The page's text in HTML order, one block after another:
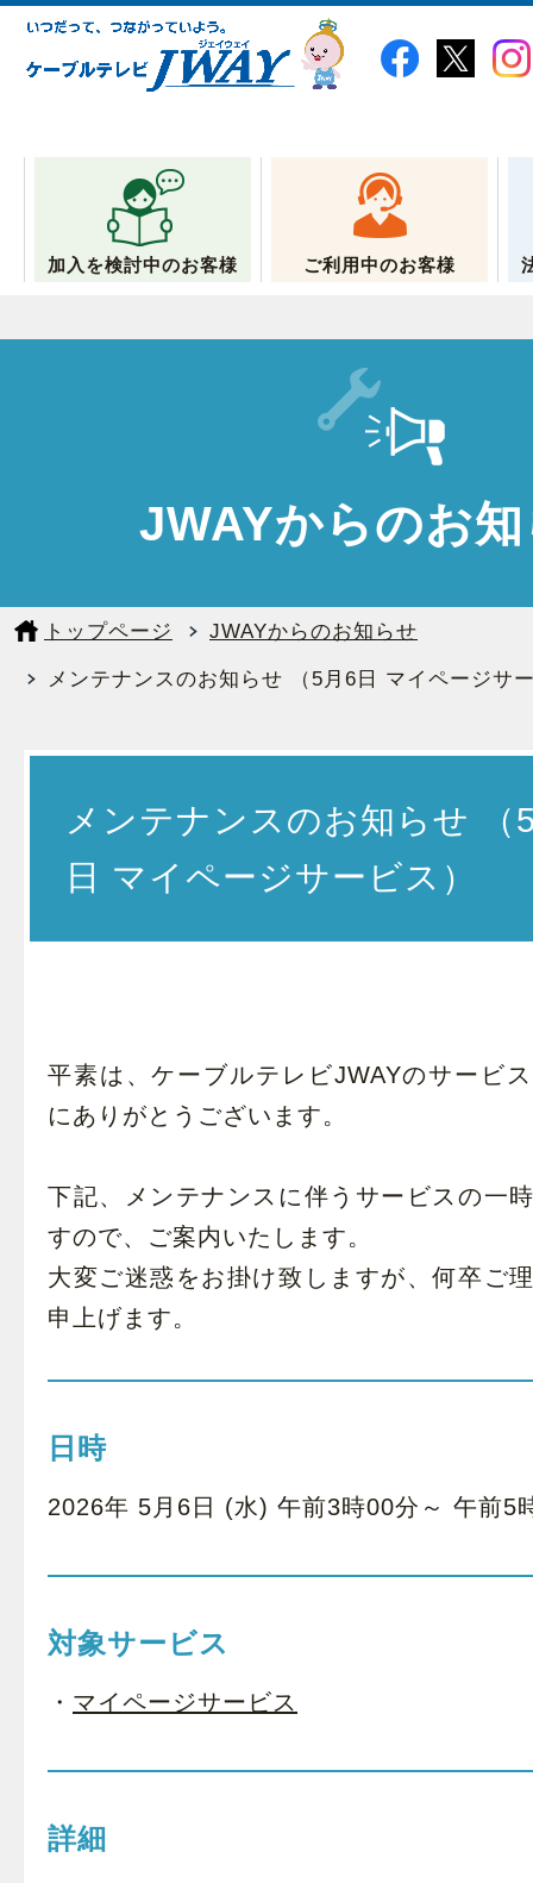
加入を検討中のお客様 ご利用中のお客様
JWAYからのお
トップページ
JWAYからのお知らせ
メンテナンスのお知らせ （5月6日 マイページサ
メンテナンスのお知らせ （
日 マイページサービス）
平素は、ケーブルテレビJWAYのサービ
にありがとうございます。
下記、メンテナンスに伴うサービスの一
すので、ご案内いたします。
大変ご迷惑をお掛け致しますが、何卒ご
申上げます。
日時
2026年 5月6日 (水) 午前3時00分～ 午前5
対象サービス
・ マイページサービス
詳細